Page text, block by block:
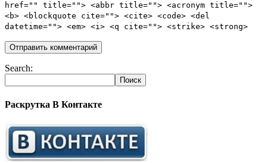
href="" title=""> <abbr title=""> <acronym title="">
<b> <blockquote cite=""> <cite> <code> <del
datetime=""> <em> <i> <q cite=""> <strike> <strong>
Search:
Раскрутка В Контакте